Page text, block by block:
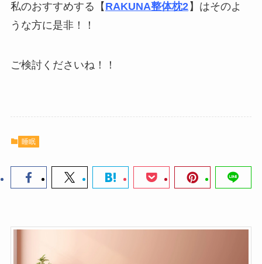
私のおすすめする【 RAKUNA整体枕2 】はそのよ
うな方に是非！！
ご検討くださいね！！
睡眠